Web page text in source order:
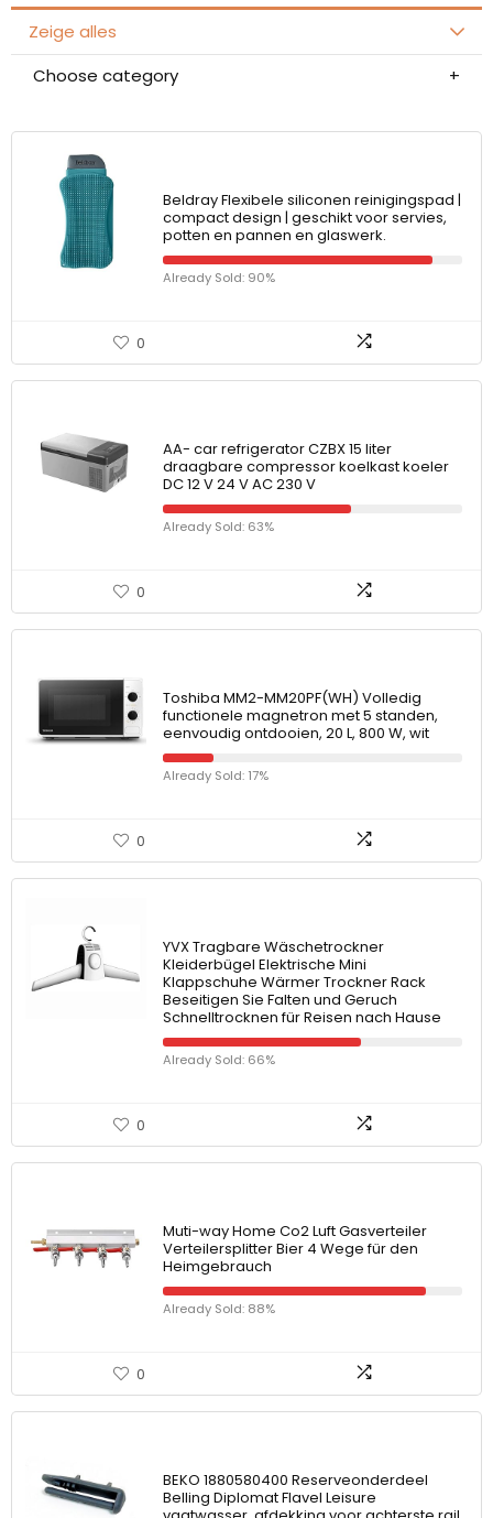
Zeige alles
Choose category
Beldray Flexibele siliconen reinigingspad |
compact design | geschikt voor servies,
potten en pannen en glaswerk.
Already Sold: 90%
0
AA- car refrigerator CZBX 15 liter
draagbare compressor koelkast koeler
DC 12 V 24 V AC 230 V
Already Sold: 63%
0
Toshiba MM2-MM20PF(WH) Volledig
functionele magnetron met 5 standen,
eenvoudig ontdooien, 20 L, 800 W, wit
Already Sold: 17%
0
YVX Tragbare Wäschetrockner
Kleiderbügel Elektrische Mini
Klappschuhe Wärmer Trockner Rack
Beseitigen Sie Falten und Geruch
Schnelltrocknen für Reisen nach Hause
Already Sold: 66%
0
Muti-way Home Co2 Luft Gasverteiler
Verteilersplitter Bier 4 Wege für den
Heimgebrauch
Already Sold: 88%
0
BEKO 1880580400 Reserveonderdeel
Belling Diplomat Flavel Leisure